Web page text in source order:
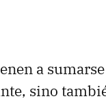
a
sino